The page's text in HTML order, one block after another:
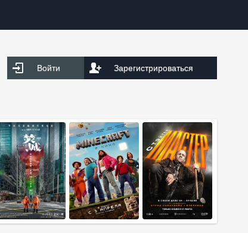
Войти Зарегистрироваться